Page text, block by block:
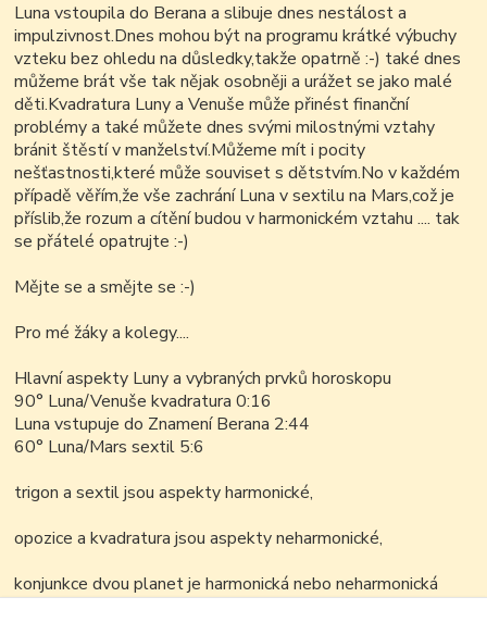
Luna vstoupila do Berana a slibuje dnes nestálost a
impulzivnost.Dnes mohou být na programu krátké výbuchy
vzteku bez ohledu na důsledky,takže opatrně :-) také dnes
můžeme brát vše tak nějak osobněji a urážet se jako malé
děti.Kvadratura Luny a Venuše může přinést finanční
problémy a také můžete dnes svými milostnými vztahy
bránit štěstí v manželství.Můžeme mít i pocity
nešťastnosti,které může souviset s dětstvím.No v každém
případě věřím,že vše zachrání Luna v sextilu na Mars,což je
příslib,že rozum a cítění budou v harmonickém vztahu .... tak
se přátelé opatrujte :-)
Mějte se a smějte se :-)
Pro mé žáky a kolegy....
Hlavní aspekty Luny a vybraných prvků horoskopu
90° Luna/Venuše kvadratura 0:16
Luna vstupuje do Znamení Berana 2:44
60° Luna/Mars sextil 5:6
trigon a sextil jsou aspekty harmonické,
opozice a kvadratura jsou aspekty neharmonické,
konjunkce dvou planet je harmonická nebo neharmonická